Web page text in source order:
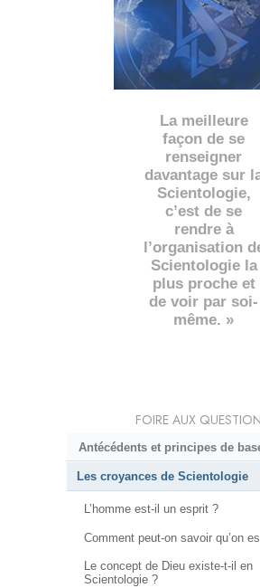
La meilleure
façon de se
renseigner
davantage sur
Scientologie,
c’est de se
rendre à
l’organisation
Scientologie la
plus proche et
de voir par soi-
même. »
FOIRE AUX
Antécédents et principes de
Les croyances de Scientologie
L’homme est-il un esprit ?
Comment peut-on savoir qu’on
Le concept de Dieu existe-t-il en
Scientologie ?